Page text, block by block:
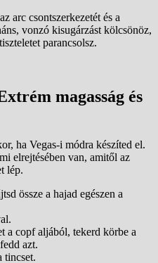
arc csontszerkezetét és a
vonzó kisugárzást kölcsönöz,
parancsolsz.
magasság és
ha Vegas-i módra készíted el.
elrejtésében van, amitől az
lép.
össze a hajad egészen a
a copf aljából, tekerd körbe a
azt.
tincset.